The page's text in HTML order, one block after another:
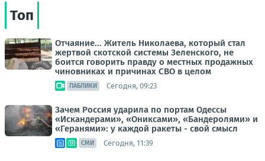
Топ
Отчаяние... Житель Николаева, который стал
жертвой скотской системы Зеленского, не
боится говорить правду о местных продажных
чиновниках и причинах СВО в целом
ПАБЛИКИ Сегодня, 09:23
Зачем Россия ударила по портам Одессы
«Искандерами», «Ониксами», «Бандеролями» и
«Геранями»: у каждой ракеты - свой смысл
СМИ Сегодня, 11:39